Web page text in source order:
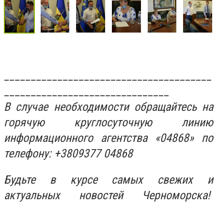
В случае необходимости обращайтесь на
горячую круглосуточную линию
информационного агентства «04868» по
телефону: +3809377 04868
Будьте в курсе самых свежих и
актуальных новостей Черноморска!